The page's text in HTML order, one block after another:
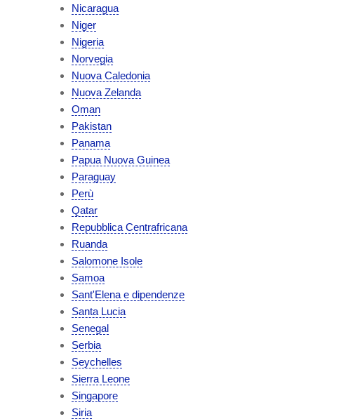
Nicaragua
Niger
Nigeria
Norvegia
Nuova Caledonia
Nuova Zelanda
Oman
Pakistan
Panama
Papua Nuova Guinea
Paraguay
Perù
Qatar
Repubblica Centrafricana
Ruanda
Salomone Isole
Samoa
Sant'Elena e dipendenze
Santa Lucia
Senegal
Serbia
Seychelles
Sierra Leone
Singapore
Siria